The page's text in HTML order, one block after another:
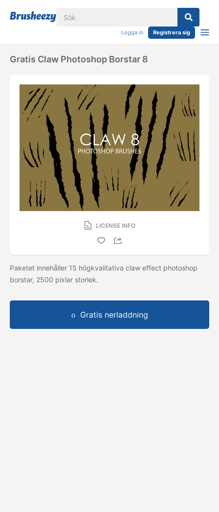
Logga in Registrera sig
Gratis Claw Photoshop Borstar 8
LICENSE INFO
Paketet innehåller 15 högkvalitativa claw effect photoshop
borstar, 2500 pixlar storlek.
Gratis nerladdning